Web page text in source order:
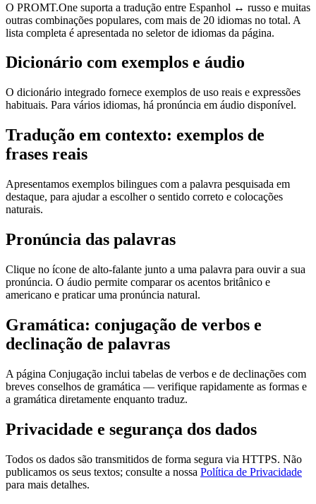
O PROMT.One suporta a tradução entre Espanhol ↔ russo e muitas
outras combinações populares, com mais de 20 idiomas no total. A
lista completa é apresentada no seletor de idiomas da página.
Dicionário com exemplos e áudio
O dicionário integrado fornece exemplos de uso reais e expressões
habituais. Para vários idiomas, há pronúncia em áudio disponível.
Tradução em contexto: exemplos de
frases reais
Apresentamos exemplos bilingues com a palavra pesquisada em
destaque, para ajudar a escolher o sentido correto e colocações
naturais.
Pronúncia das palavras
Clique no ícone de alto-falante junto a uma palavra para ouvir a sua
pronúncia. O áudio permite comparar os acentos britânico e
americano e praticar uma pronúncia natural.
Gramática: conjugação de verbos e
declinação de palavras
A página Conjugação inclui tabelas de verbos e de declinações com
breves conselhos de gramática — verifique rapidamente as formas e
a gramática diretamente enquanto traduz.
Privacidade e segurança dos dados
Todos os dados são transmitidos de forma segura via HTTPS. Não
publicamos os seus textos; consulte a nossa Política de Privacidade
para mais detalhes.